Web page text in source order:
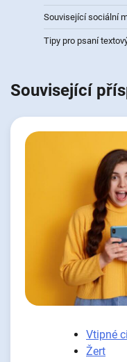
Související sociální
Tipy pro psaní
Související
Vtipné
Žert